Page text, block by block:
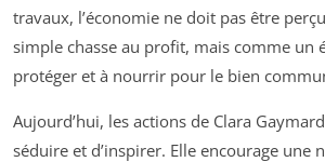
travaux, l’économie ne doit pas être
simple chasse au profit, mais comme un
protéger et à nourrir pour le bien
Aujourd’hui, les actions de Clara
séduire et d’inspirer. Elle encourage une